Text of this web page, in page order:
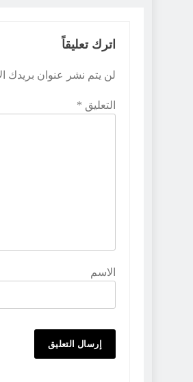
اترك تعليقاً
لن يتم نشر عنوان بريدك
التعليق *
الاسم